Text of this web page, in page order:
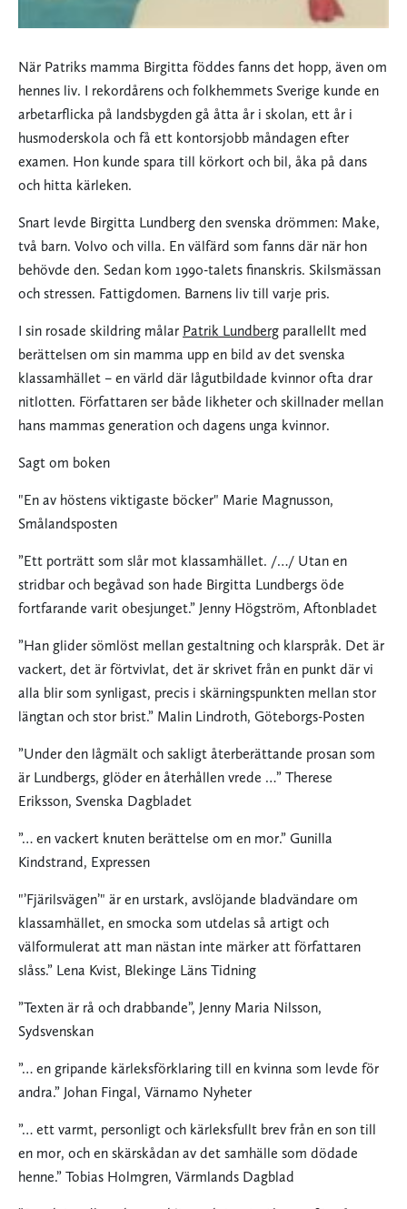
När Patriks mamma Birgitta föddes fanns det hopp, även om
hennes liv. I rekordårens och folkhemmets Sverige kunde en
arbetarflicka på landsbygden gå åtta år i skolan, ett år i
husmoderskola och få ett kontorsjobb måndagen efter
examen. Hon kunde spara till körkort och bil, åka på dans
och hitta kärleken.
Snart levde Birgitta Lundberg den svenska drömmen: Make,
två barn. Volvo och villa. En välfärd som fanns där när hon
behövde den. Sedan kom 1990-talets finanskris. Skilsmässan
och stressen. Fattigdomen. Barnens liv till varje pris.
I sin rosade skildring målar Patrik Lundberg parallellt med
berättelsen om sin mamma upp en bild av det svenska
klassamhället – en värld där lågutbildade kvinnor ofta drar
nitlotten. Författaren ser både likheter och skillnader mellan
hans mammas generation och dagens unga kvinnor.
Sagt om boken
"En av höstens viktigaste böcker" Marie Magnusson,
Smålandsposten
”Ett porträtt som slår mot klassamhället. /…/ Utan en
stridbar och begåvad son hade Birgitta Lundbergs öde
fortfarande varit obesjunget.” Jenny Högström, Aftonbladet
”Han glider sömlöst mellan gestaltning och klarspråk. Det är
vackert, det är förtvivlat, det är skrivet från en punkt där vi
alla blir som synligast, precis i skärningspunkten mellan stor
längtan och stor brist.” Malin Lindroth, Göteborgs-Posten
”Under den lågmält och sakligt återberättande prosan som
är Lundbergs, glöder en återhållen vrede …” Therese
Eriksson, Svenska Dagbladet
”… en vackert knuten berättelse om en mor.” Gunilla
Kindstrand, Expressen
"’Fjärilsvägen’" är en urstark, avslöjande bladvändare om
klassamhället, en smocka som utdelas så artigt och
välformulerat att man nästan inte märker att författaren
slåss.” Lena Kvist, Blekinge Läns Tidning
”Texten är rå och drabbande”, Jenny Maria Nilsson,
Sydsvenskan
”… en gripande kärleksförklaring till en kvinna som levde för
andra.” Johan Fingal, Värnamo Nyheter
”… ett varmt, personligt och kärleksfullt brev från en son till
en mor, och en skärskådan av det samhälle som dödade
henne.” Tobias Holmgren, Värmlands Dagblad